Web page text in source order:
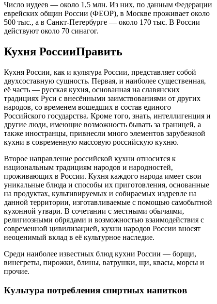
Число иудеев — около 1,5 млн. Из них, по данным Федерации
еврейских общин России (ФЕОР), в Москве проживает около
500 тыс., а в Санкт-Петербурге — около 170 тыс. В России
действуют около 70 синагог.
Кухня РоссииПравить
Кухня России, как и культура России, представляет собой
двухсоставную сущность. Первая, и наиболее существенная,
её часть — русская кухня, основанная на славянских
традициях Руси с внесёнными заимствованиями от других
народов, со временем вошедших в состав единого
Российского государства. Кроме того, знать, интеллигенция и
другие люди, имеющие возможность бывать за границей, а
также иностранцы, привнесли много элементов зарубежной
кухни в современную массовую российскую кухню.
Второе направление российской кухни относится к
национальным традициям народов и народностей,
проживающих в России. Кухня каждого народа имеет свои
уникальные блюда и способы их приготовления, основанные
на продуктах, культивируемых и собираемых издревле на
данной территории, изготавливаемые с помощью самобытной
кухонной утвари. В сочетании с местными обычаями,
религиозными обрядами и возможностью взаимодействия с
современной цивилизацией, кухни народов России вносят
неоценимый вклад в её культурное наследие.
Среди наиболее известных блюд кухни России — борщи,
винегреты, пирожки, блины, ватрушки, щи, квасы, морсы и
прочие.
Культура потребления спиртных напитков